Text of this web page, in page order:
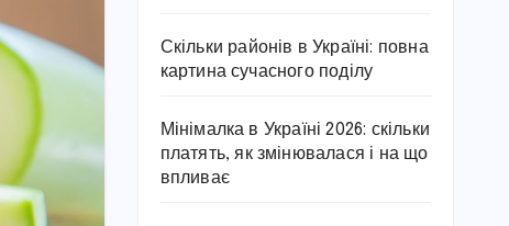
Скільки районів в Україні: повна
картина сучасного поділу
Мінімалка в Україні 2026: скільки
платять, як змінювалася і на що
впливає